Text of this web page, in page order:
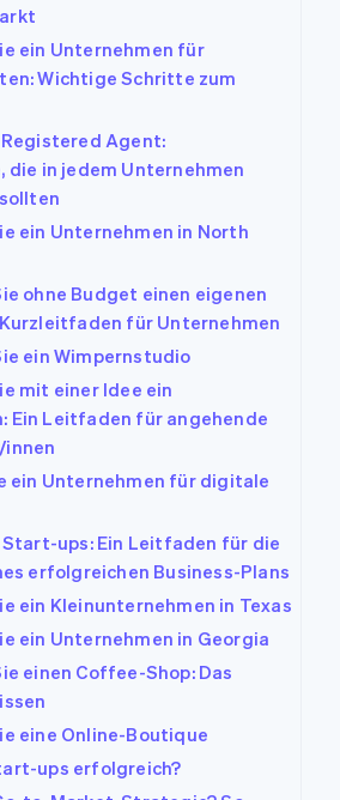
ein Unternehmen für
Wichtige Schritte zum
Agent:
die in jedem Unternehmen
ein Unternehmen in North
ohne Budget einen eigenen
für Unternehmen
ein Wimpernstudio
mit einer Idee ein
Ein Leitfaden für angehende
ein Unternehmen für digitale
ups: Ein Leitfaden für die
erfolgreichen Business-Plans
ein Kleinunternehmen in Texas
ein Unternehmen in Georgia
einen Coffee-Shop: Das
eine Online-Boutique
ups erfolgreich?